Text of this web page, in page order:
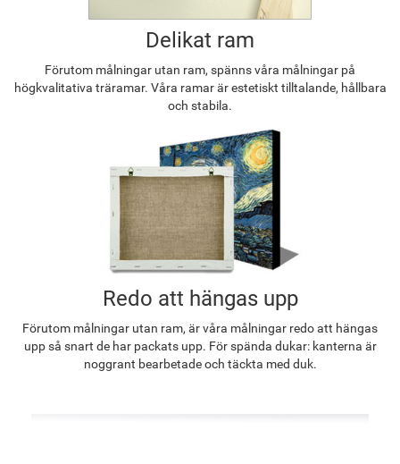
Delikat ram
Förutom målningar utan ram, spänns våra målningar på
högkvalitativa träramar. Våra ramar är estetiskt tilltalande, hållbara
och stabila.
Redo att hängas upp
Förutom målningar utan ram, är våra målningar redo att hängas
upp så snart de har packats upp. För spända dukar: kanterna är
noggrant bearbetade och täckta med duk.